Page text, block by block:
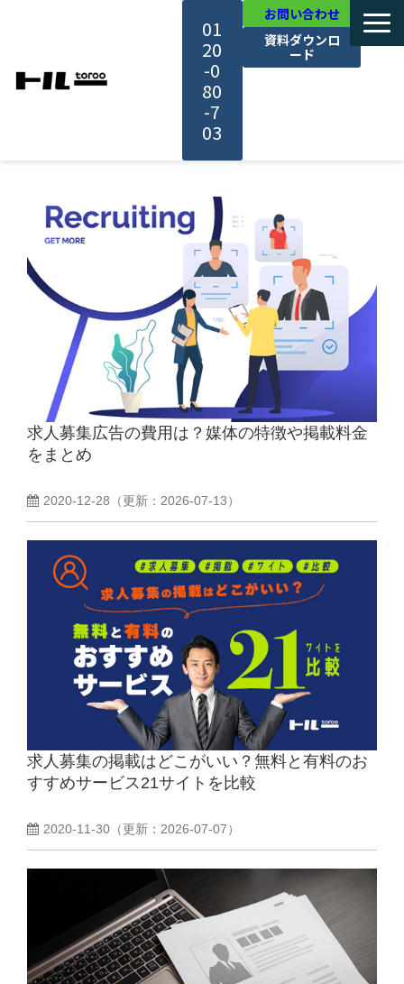
01
20
-0
80
-7
03
お問い合わせ
資料ダウンロ
ード
機能・サービス紹介
活用事例
料金・プラン
セミナー一覧
よくあるご質問
採用ノウハウ
求人募集広告の費用は？媒体の特徴や掲載料金
をまとめ
2020-12-28 （更新： 2026-07-13）
求人募集の掲載はどこがいい？無料と有料のお
すすめサービス21サイトを比較
2020-11-30 （更新： 2026-07-07）